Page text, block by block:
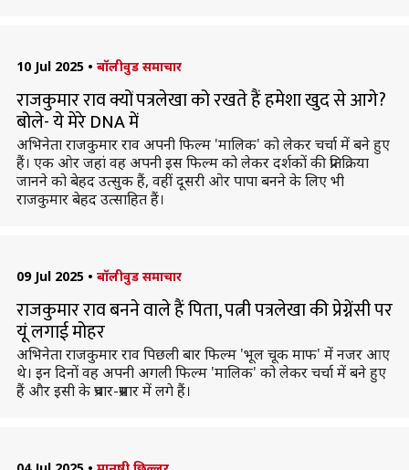
10 Jul 2025 • बॉलीवुड समाचार
राजकुमार राव क्यों पत्रलेखा को रखते हैं हमेशा खुद से आगे?
बोले- ये मेरे DNA में
अभिनेता राजकुमार राव अपनी फिल्म 'मालिक' को लेकर चर्चा में बने हुए
हैं। एक ओर जहां वह अपनी इस फिल्म को लेकर दर्शकों की प्रतिक्रिया
जानने को बेहद उत्सुक हैं, वहीं दूसरी ओर पापा बनने के लिए भी
राजकुमार बेहद उत्साहित हैं।
09 Jul 2025 • बॉलीवुड समाचार
राजकुमार राव बनने वाले हैं पिता, पत्नी पत्रलेखा की प्रेग्नेंसी पर
यूं लगाई मोहर
अभिनेता राजकुमार राव पिछली बार फिल्म 'भूल चूक माफ' में नजर आए
थे। इन दिनों वह अपनी अगली फिल्म 'मालिक' को लेकर चर्चा में बने हुए
हैं और इसी के प्रचार-प्रसार में लगे हैं।